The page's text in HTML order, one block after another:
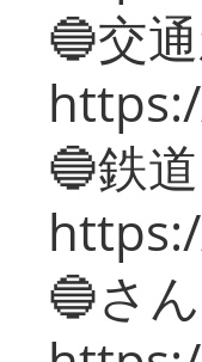
🔵交
🔵鉄
🔵さ